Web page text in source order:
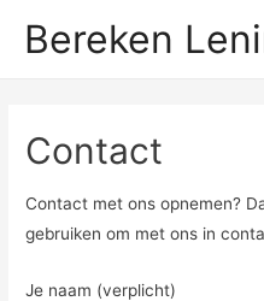
Bereken
Contact
Contact met ons opnemen?
gebruiken om met ons in
Je naam (verplicht)